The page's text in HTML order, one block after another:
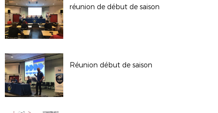
réunion de début de saison
Réunion début de saison